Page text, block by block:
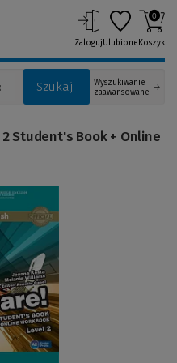
Szukaj
Wyszukiwanie
zaawansowane
ZalogujUlubione
0
Koszyk
innej
Student's Book + Online